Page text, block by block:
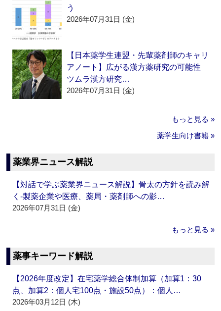
う
2026年07月31日 (金)
【日本薬学生連盟・先輩薬剤師のキャリ
アノート】広がる漢方薬研究の可能性
ツムラ漢方研究…
2026年07月31日 (金)
もっと見る »
薬学生向け書籍 »
薬業界ニュース解説
【対話で学ぶ薬業界ニュース解説】骨太の方針を読み解
く‐製薬企業や医療、薬局・薬剤師への影…
2026年07月31日 (金)
もっと見る »
薬事キーワード解説
【2026年度改定】在宅薬学総合体制加算（加算1：30
点、加算2：個人宅100点・施設50点）：個人…
2026年03月12日 (木)